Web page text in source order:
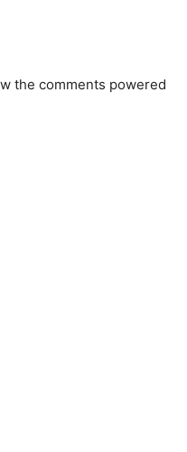
the comments powered